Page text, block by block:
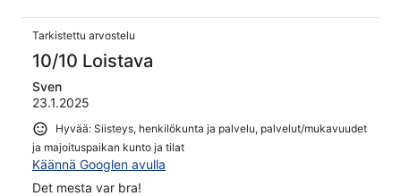
mikro kylskåp med egen hylla samt frys. Även egen hylla
i skafferi. Herr och dam dusch samt bastu på nedre plan.
Tarkistettu arvostelu
10/10 Loistava
Sven
23.1.2025
Hyvää: Siisteys, henkilökunta ja palvelu, palvelut/mukavuudet
ja majoituspaikan kunto ja tilat
Käännä Googlen avulla
Det mesta var bra!